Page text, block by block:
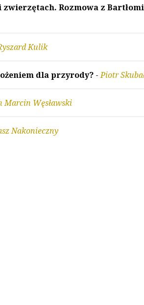
Rozmowa z
Kulik
dla przyrody? -Piotr
Marcin Węsławski
Nakonieczny